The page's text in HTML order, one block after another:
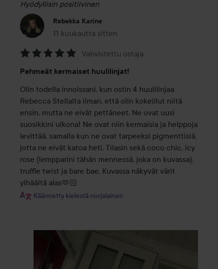
Hyödyllisin positiivinen
Rebekka Karine
11 kuukautta sitten
Viesti luotiin 11 kuukautta sitten
5
/
5
Vahvistettu ostaja
Pehmeät kermaiset huulilinjat!
Olin todella innoissani, kun ostin 4 huulilinjaa
Rebecca Stellalta ilman, että olin kokeillut niitä
ensin, mutta ne eivät pettäneet. Ne ovat uusi
suosikkini ulkona! Ne ovat niin kermaisia ja helppoja
levittää, samalla kun ne ovat tarpeeksi pigmenttisiä,
jotta ne eivät katoa heti. Tilasin sekä coco chic, icy
rose (lempparini tähän mennessä, joka on kuvassa),
truffle twist ja bare bae. Kuvassa näkyvät värit
ylhäältä alas🫶🏻
Käännetty kielestä norjalainen